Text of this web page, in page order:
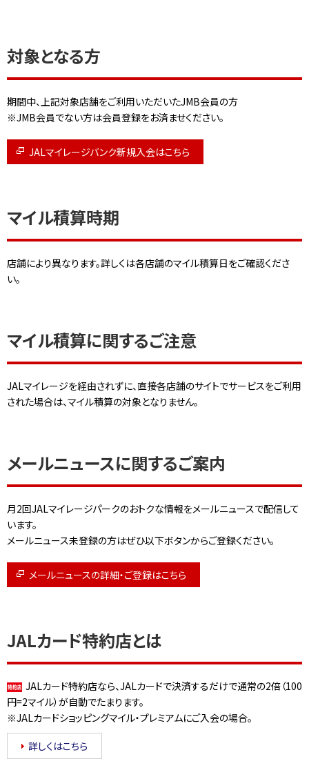
対象となる方
期間中、上記対象店舗をご利用いただいたJMB会員の方
※JMB会員でない方は会員登録をお済ませください。
JALマイレージバンク新規入会はこちら
マイル積算時期
店舗により異なります。詳しくは各店舗のマイル積算日をご確認くださ
い。
マイル積算に関するご注意
JALマイレージを経由されずに、直接各店舗のサイトでサービスをご利用
された場合は、マイル積算の対象となりません。
メールニュースに関するご案内
月2回JALマイレージパークのおトクな情報をメールニュースで配信して
います。
メールニュース未登録の方はぜひ以下ボタンからご登録ください。
メールニュースの詳細・ご登録はこちら
JALカード特約店とは
JALカード特約店なら、JALカードで決済するだけで通常の2倍（100
円=2マイル）が自動でたまります。
※JALカードショッピングマイル・プレミアムにご入会の場合。
詳しくはこちら